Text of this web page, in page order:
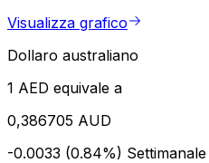
Visualizza grafico
Dollaro australiano
1 AED equivale a
0,386705 AUD
-0.0033 (0.84%) Settimanale